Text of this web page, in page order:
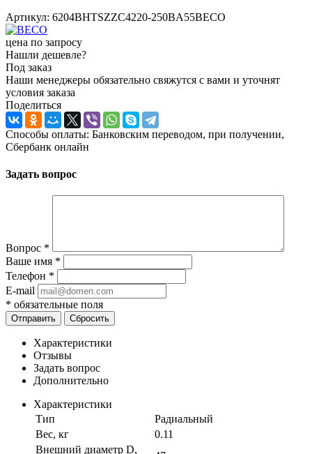
Артикул: 6204BHTSZZC4220-250BA55BECO
цена по запросу
Нашли дешевле?
Под заказ
Наши менеджеры обязательно свяжутся с вами и уточнят
условия заказа
Поделиться
Способы оплаты: Банковским переводом, при получении,
Сбербанк онлайн
Задать вопрос
Вопрос *
Ваше имя *
Телефон *
E-mail
* обязательные поля
Отправить Сбросить
Характеристики
Отзывы
Задать вопрос
Дополнительно
Характеристики
Тип
Радиальный
Вес, кг
0.11
Внешний диаметр D,